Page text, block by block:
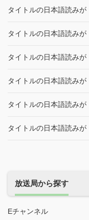
タイトルの日本語読み
タイトルの日本語読み
タイトルの日本語読み
タイトルの日本語読み
タイトルの日本語読み
タイトルの日本語読み
放送局から探す
Eチャンネル